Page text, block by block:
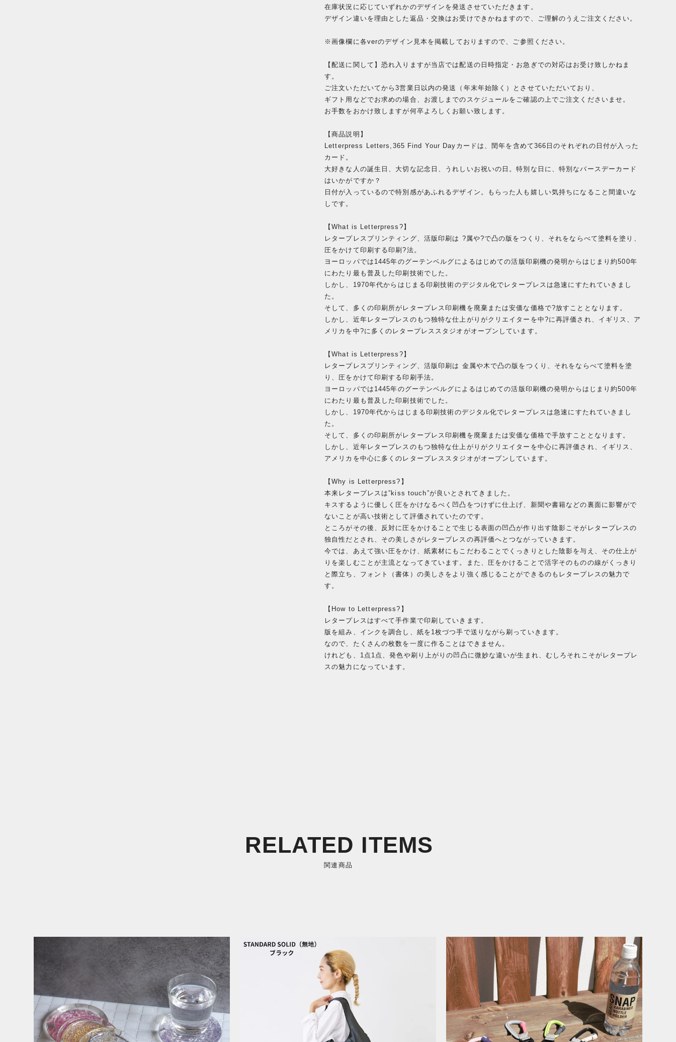
在庫状況に応じていずれかのデザインを発送させていただきます。
デザイン違いを理由とした返品・交換はお受けできかねますので、ご理解のうえご注文ください。
※画像欄に各verのデザイン見本を掲載しておりますので、ご参照ください。
【配送に関して】恐れ入りますが当店では配送の日時指定・お急ぎでの対応はお受け致しかねま
す。
ご注文いただいてから3営業日以内の発送（年末年始除く）とさせていただいており、
ギフト用などでお求めの場合、お渡しまでのスケジュールをご確認の上でご注文くださいませ。
お手数をおかけ致しますが何卒よろしくお願い致します。
【商品説明】
Letterpress Letters,365 Find Your Dayカードは、閏年を含めて366日のそれぞれの日付が入った
カード。
大好きな人の誕生日、大切な記念日、うれしいお祝いの日。特別な日に、特別なバースデーカード
はいかがですか？
日付が入っているので特別感があふれるデザイン。もらった人も嬉しい気持ちになること間違いな
しです。
【What is Letterpress?】
レタープレスプリンティング、活版印刷は ?属や?で凸の版をつくり、それをならべて塗料を塗り、
圧をかけて印刷する印刷?法。
ヨーロッパでは1445年のグーテンベルグによるはじめての活版印刷機の発明からはじまり約500年
にわたり最も普及した印刷技術でした。
しかし、1970年代からはじまる印刷技術のデジタル化でレタープレスは急速にすたれていきまし
た。
そして、多くの印刷所がレタープレス印刷機を廃棄または安価な価格で?放すこととなります。
しかし、近年レタープレスのもつ独特な仕上がりがクリエイターを中?に再評価され、イギリス、ア
メリカを中?に多くのレタープレススタジオがオープンしています。
【What is Letterpress?】
レタープレスプリンティング、活版印刷は 金属や木で凸の版をつくり、それをならべて塗料を塗
り、圧をかけて印刷する印刷手法。
ヨーロッパでは1445年のグーテンベルグによるはじめての活版印刷機の発明からはじまり約500年
にわたり最も普及した印刷技術でした。
しかし、1970年代からはじまる印刷技術のデジタル化でレタープレスは急速にすたれていきまし
た。
そして、多くの印刷所がレタープレス印刷機を廃棄または安価な価格で手放すこととなります。
しかし、近年レタープレスのもつ独特な仕上がりがクリエイターを中心に再評価され、イギリス、
アメリカを中心に多くのレタープレススタジオがオープンしています。
【Why is Letterpress?】
本来レタープレスは”kiss touch”が良いとされてきました。
キスするように優しく圧をかけなるべく凹凸をつけずに仕上げ、新聞や書籍などの裏面に影響がで
ないことが高い技術として評価されていたのです。
ところがその後、反対に圧をかけることで生じる表面の凹凸が作り出す陰影こそがレタープレスの
独自性だとされ、その美しさがレタープレスの再評価へとつながっていきます。
今では、あえて強い圧をかけ、紙素材にもこだわることでくっきりとした陰影を与え、その仕上が
りを楽しむことが主流となってきています。また、圧をかけることで活字そのものの線がくっきり
と際立ち、フォント（書体）の美しさをより強く感じることができるのもレタープレスの魅力で
す。
【How to Letterpress?】
レタープレスはすべて手作業で印刷していきます。
版を組み、インクを調合し、紙を1枚づつ手で送りながら刷っていきます。
なので、たくさんの枚数を一度に作ることはできません。
けれども、1点1点、発色や刷り上がりの凹凸に微妙な違いが生まれ、むしろそれこそがレタープレ
スの魅力になっています。
RELATED ITEMS
関連商品